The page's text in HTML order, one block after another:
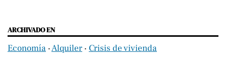
ARCHIVADO EN
Economía ‧Alquiler ‧ Crisis de vivienda